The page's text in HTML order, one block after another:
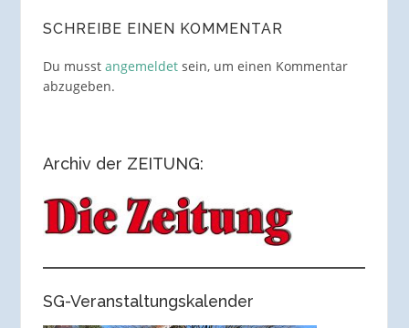
SCHREIBE EINEN KOMMENTAR
Du musst angemeldetsein, um einen Kommentar
abzugeben.
Archiv der ZEITUNG:
SG-Veranstaltungskalender